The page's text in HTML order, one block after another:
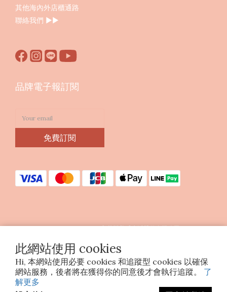
此網站使用 cookies
Hi, 本網站使用必要 cookies 和追蹤型 cookies 以確保
網站服務，後者將在獲得你的同意後才會執行追蹤。 了
解更多
其他海內外店櫃通路
聯絡我們 ▶︎▶︎
品牌電子報訂閱
免費訂閱
Copyright © 2023 印花樂美感生活股份有限公司